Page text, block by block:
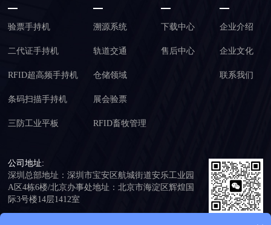
验票手持机
二代证手持机
RFID超高频手持机
条码扫描手持机
三防工业平板
溯源系统
轨道交通
仓储领域
展会验票
RFID畜牧管理
下载中心
售后中心
企业介绍
企业文化
联系我们
公司地址:
深圳总部地址：深圳市宝安区航城街道安乐工业园
A区4栋6楼/北京办事处地址：北京市海淀区辉煌国
际3号楼14层1412室